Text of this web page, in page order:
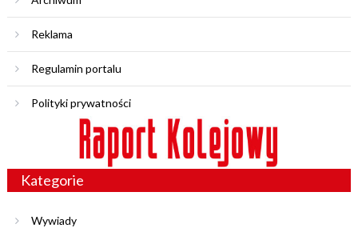
Reklama
Regulamin portalu
Polityki prywatności
Kategorie
Wywiady